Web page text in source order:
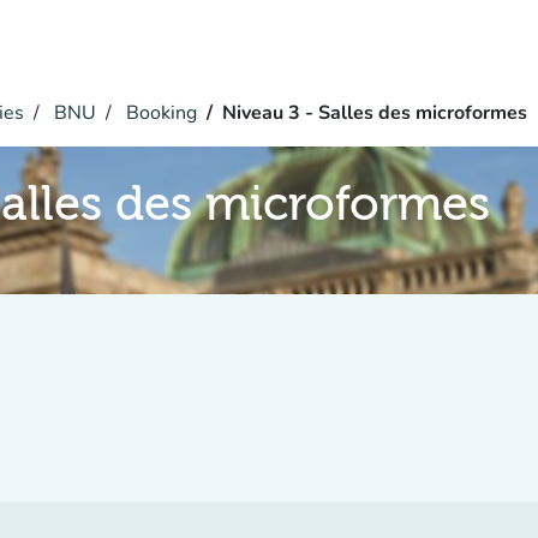
BNU Booking Niveau 3 - Salles des microformes
des microformes